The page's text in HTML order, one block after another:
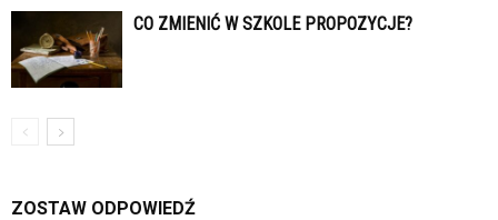
CO ZMIENIĆ W SZKOLE PROPOZYCJE?
ZOSTAW ODPOWIEDŹ